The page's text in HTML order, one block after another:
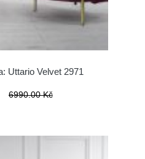
Uttario Velvet 2971
6990.00 Kč